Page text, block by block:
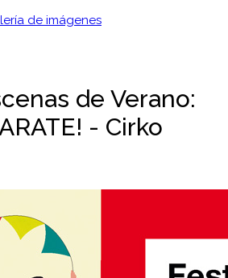
de imágenes
de Verano:
- Cirko